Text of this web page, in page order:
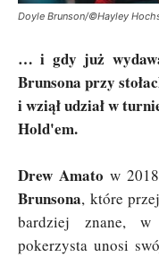
Doyle Brunson/©Hayley
… i gdy już
Brunsona przy
i wziął udział w
Hold'em.
Drew Amato w
Brunsona, które
bardziej znane,
pokerzysta unosi